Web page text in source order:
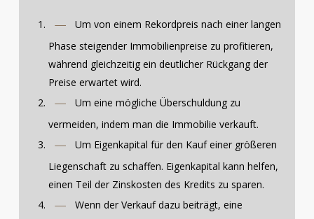
Um von einem Rekordpreis nach einer langen
Phase steigender Immobilienpreise zu profitieren,
während gleichzeitig ein deutlicher Rückgang der
Preise erwartet wird.
Um eine mögliche Überschuldung zu
vermeiden, indem man die Immobilie verkauft.
Um Eigenkapital für den Kauf einer größeren
Liegenschaft zu schaffen. Eigenkapital kann helfen,
einen Teil der Zinskosten des Kredits zu sparen.
Wenn der Verkauf dazu beiträgt, eine